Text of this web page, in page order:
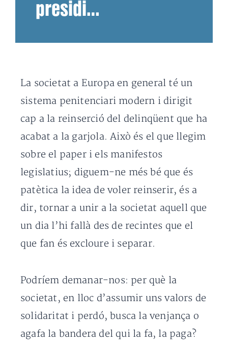
presidi…
La societat a Europa en general té un
sistema penitenciari modern i dirigit
cap a la reinserció del delinqüent que ha
acabat a la garjola. Això és el que llegim
sobre el paper i els manifestos
legislatius; diguem-ne més bé que és
patètica la idea de voler reinserir, és a
dir, tornar a unir a la societat aquell que
un dia l’hi fallà des de recintes que el
que fan és excloure i separar.
Podríem demanar-nos: per què la
societat, en lloc d’assumir uns valors de
solidaritat i perdó, busca la venjança o
agafa la bandera del qui la fa, la paga?